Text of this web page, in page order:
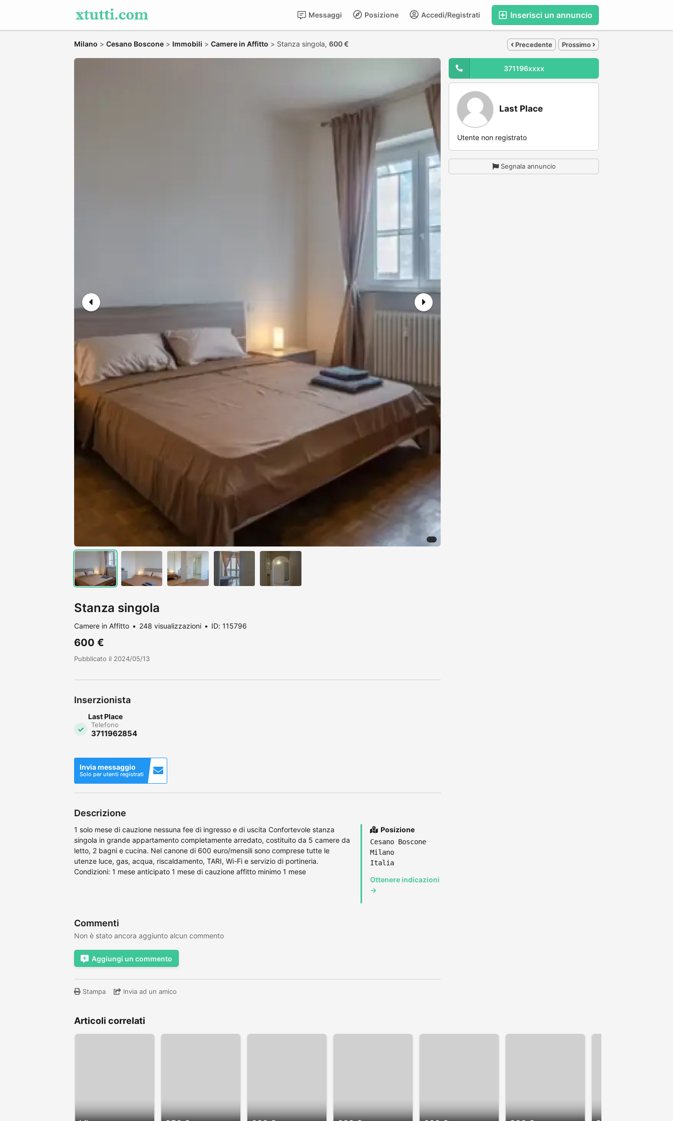
Inserisci un annuncio
Accedi/Registrati
Posizione
Messaggi
Milano > Cesano Boscone > Immobili > Camere in Affitto > Stanza singola, 600 € Precedente Prossimo
Stanza singola
Camere in Affitto 248 visualizzazioni ID: 115796
600 €
Pubblicato il 2024/05/13
Inserzionista
Last Place
Telefono
3711962854
Invia messaggio
Solo per utenti registrati
Descrizione
1 solo mese di cauzione nessuna fee di ingresso e di uscita Confortevole stanza
singola in grande appartamento completamente arredato, costituito da 5 camere da
letto, 2 bagni e cucina. Nel canone di 600 euro/mensili sono comprese tutte le
utenze luce, gas, acqua, riscaldamento, TARI, Wi-Fi e servizio di portineria.
Condizioni: 1 mese anticipato 1 mese di cauzione affitto minimo 1 mese
Posizione
Cesano Boscone
Milano
Italia
Ottenere indicazioni
→
Commenti
Non è stato ancora aggiunto alcun commento
Aggiungi un commento
Stampa Invia ad un amico
371196xxxx
Last Place
Utente non registrato
Segnala annuncio
Articoli correlati